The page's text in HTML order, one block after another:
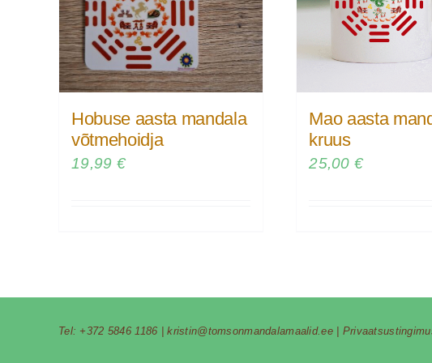
Hobuse aasta mandala
võtmehoidja
19,99 €
Mao aasta
kruus
25,00€
Tel: +372 5846 1186 |kristin@tomsonmandalamaalid.ee|